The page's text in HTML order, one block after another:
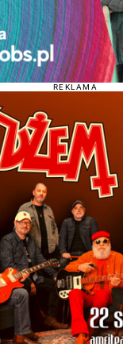
REKLAMA